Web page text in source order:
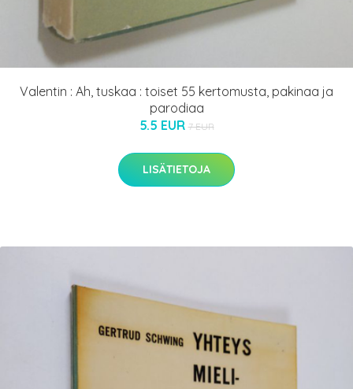
Valentin : Ah, tuskaa : toiset 55 kertomusta, pakinaa ja
parodiaa
5.5 EUR 7 EUR
LISÄTIETOJA